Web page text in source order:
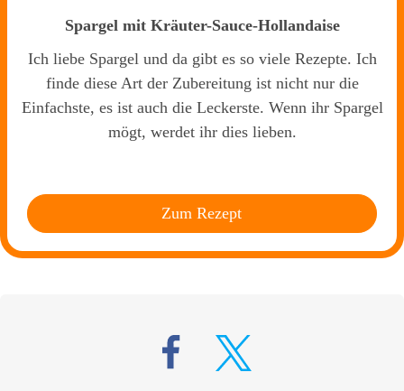
Spargel mit Kräuter-Sauce-Hollandaise
Ich liebe Spargel und da gibt es so viele Rezepte. Ich
finde diese Art der Zubereitung ist nicht nur die
Einfachste, es ist auch die Leckerste. Wenn ihr Spargel
mögt, werdet ihr dies lieben.
Zum Rezept